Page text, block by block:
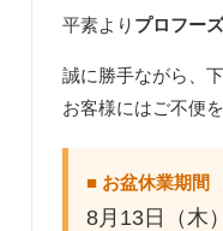
おすすめ商品
平素より プロフー
誠に勝手ながら、
お客様にはご不便
■ お盆休業期間
8月13日（木